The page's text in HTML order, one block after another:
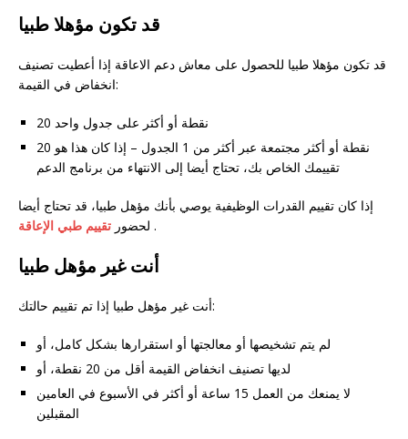
قد تكون مؤهلا طبيا
قد تكون مؤهلا طبيا للحصول على معاش دعم الاعاقة إذا أعطيت تصنيف
انخفاض في القيمة:
20 نقطة أو أكثر على جدول واحد
20 نقطة أو أكثر مجتمعة عبر أكثر من 1 الجدول – إذا كان هذا هو
تقييمك الخاص بك، تحتاج أيضا إلى الانتهاء من برنامج الدعم
إذا كان تقييم القدرات الوظيفية يوصي بأنك مؤهل طبيا، قد تحتاج أيضا
لحضور تقييم طبي الإعاقة .
أنت غير مؤهل طبيا
أنت غير مؤهل طبيا إذا تم تقييم حالتك:
لم يتم تشخيصها أو معالجتها أو استقرارها بشكل كامل، أو
لديها تصنيف انخفاض القيمة أقل من 20 نقطة، أو
لا يمنعك من العمل 15 ساعة أو أكثر في الأسبوع في العامين
المقبلين